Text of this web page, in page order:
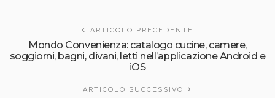
ARTICOLO PRECEDENTE
Mondo Convenienza: catalogo cucine, camere,
soggiorni, bagni, divani, letti nell’applicazione Android e
iOS
ARTICOLO SUCCESSIVO